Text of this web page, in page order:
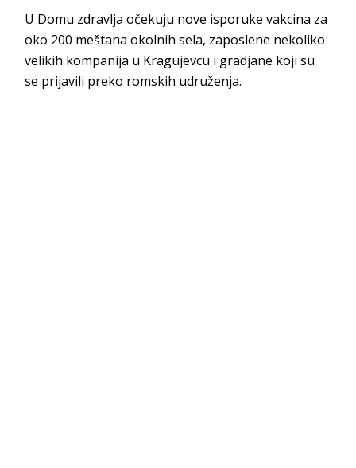
U Domu zdravlja očekuju nove isporuke vakcina za
oko 200 meštana okolnih sela, zaposlene nekoliko
velikih kompanija u Kragujevcu i gradjane koji su
se prijavili preko romskih udruženja.